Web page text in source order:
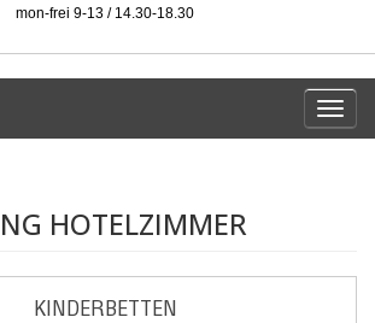
mon-frei 9-13 / 14.30-18.30
HOTELZIMMER
KINDERBETTEN